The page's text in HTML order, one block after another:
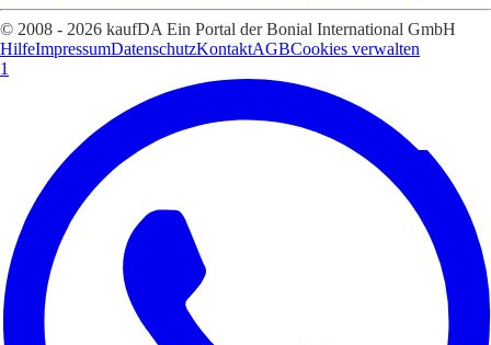
© 2008 - 2026 kaufDA Ein Portal der Bonial International GmbH
HilfeImpressumDatenschutzKontaktAGBCookies verwalten
1